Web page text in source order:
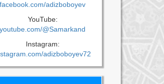
facebook.com/adizboboyev
YouTube:
youtube.com/@Samarkand
Instagram:
adizboboyev72